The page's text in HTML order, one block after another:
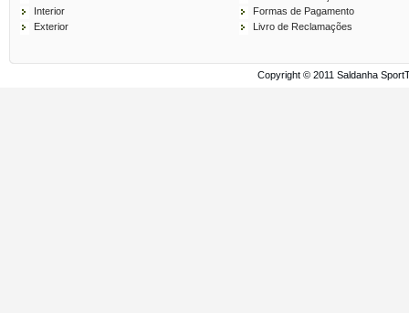
Interior
Exterior
Formas de Pagamento
Livro de Reclamações
Copyright © 2011 Saldanha